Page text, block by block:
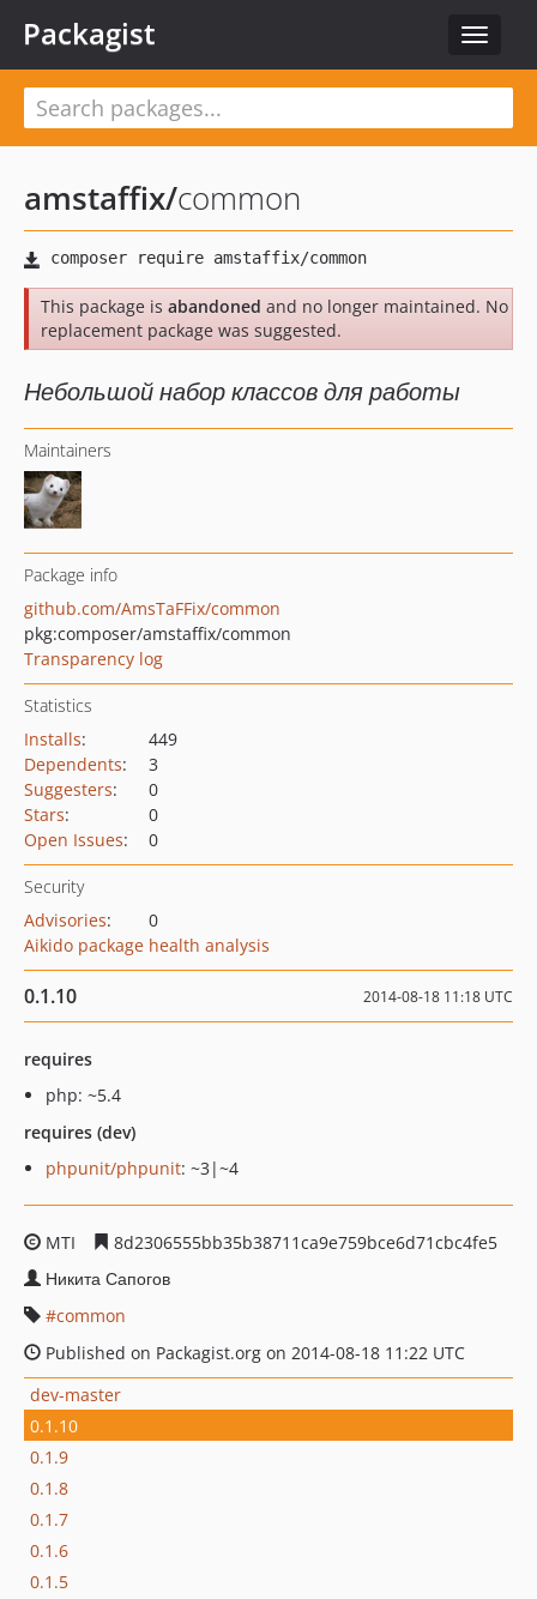
Toggle
Packagist
amstaffix/common
This package is abandoned and no longer maintained. No
replacement package was suggested.
Небольшой набор классов для работы
Maintainers
Package info
github.com/AmsTaFFix/common
pkg:composer/amstaffix/common
Transparency log
Statistics
Installs:
449
Dependents:
3
Suggesters:
0
Stars:
0
Open Issues: 0
Security
Advisories:
0
Aikido package health analysis
0.1.10 2014-08-18 11:18 UTC
requires
php: ~5.4
requires (dev)
phpunit/phpunit: ~3|~4
MTI
8d2306555bb35b38711ca9e759bce6d71cbc4fe5
Никита Сапогов
common
Published on Packagist.org on 2014-08-18 11:22 UTC
dev-master
0.1.10
0.1.9
0.1.8
0.1.7
0.1.6
0.1.5